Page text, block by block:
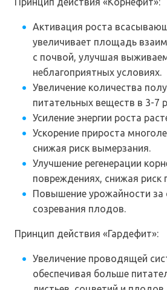
Активация роста
увеличивает площадь
с почвой, улучшая
неблагоприятных условиях.
Увеличение количества
питательных веществ в 3-7
Усиление энергии роста
Ускорение прироста
снижая риск вымерзания.
Улучшение регенерации
повреждениях, снижая риск
Повышение урожайности за
созревания плодов.
Принцип действия «Гардефит»:
Увеличение проводящей
обеспечивая больше